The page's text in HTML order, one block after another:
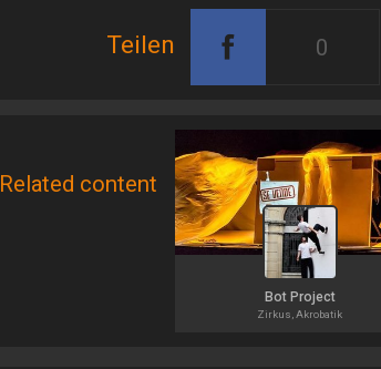
Teilen 0
Related content
Bot Project
Zirkus, Akrobatik